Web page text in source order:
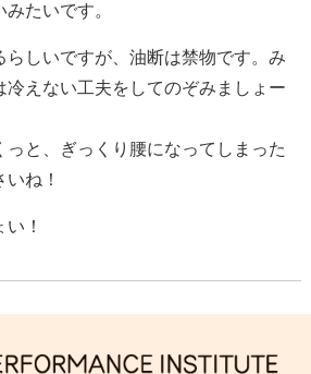
たいです。
らしいですが、油断は禁物です。み
冷えない工夫をしてのぞみましょー
っと、ぎっくり腰になってしまった
ね！
！